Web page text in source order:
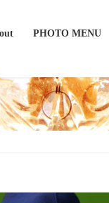
PHOTO MENU